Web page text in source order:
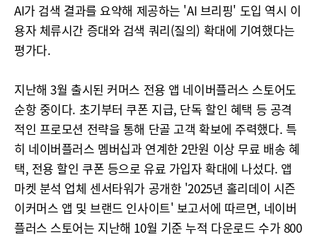
AI가 검색 결과를 요약해 제공하는 'AI 브리핑' 도입 역시 이
용자 체류시간 증대와 검색 쿼리(질의) 확대에 기여했다는
평가다.
지난해 3월 출시된 커머스 전용 앱 네이버플러스 스토어도
순항 중이다. 초기부터 쿠폰 지급, 단독 할인 혜택 등 공격
적인 프로모션 전략을 통해 단골 고객 확보에 주력했다. 특
히 네이버플러스 멤버십과 연계한 2만원 이상 무료 배송 혜
택, 전용 할인 쿠폰 등으로 유료 가입자 확대에 나섰다. 앱
마켓 분석 업체 센서타워가 공개한 '2025년 홀리데이 시즌
이커머스 앱 및 브랜드 인사이트' 보고서에 따르면, 네이버
플러스 스토어는 지난해 10월 기준 누적 다운로드 수가 800